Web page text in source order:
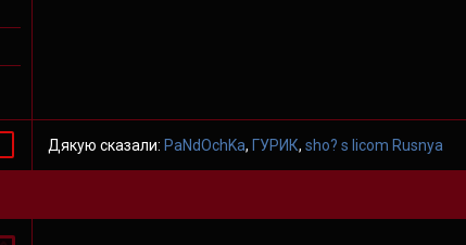
Дякую сказали: PaNdOchKa, ГУРИК, sho? s licom Rusnya